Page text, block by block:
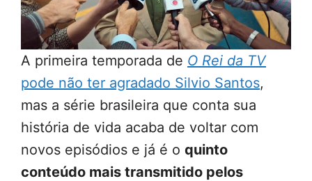
A primeira temporada de O Rei da TV
pode não ter agradado Silvio Santos,
mas a série brasileira que conta sua
história de vida acaba de voltar com
novos episódios e já é o quinto
conteúdo mais transmitido pelos